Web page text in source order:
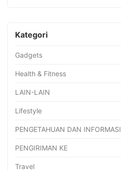
Kategori
Gadgets
Health & Fitness
LAIN-LAIN
Lifestyle
PENGETAHUAN DAN INFORMASI
PENGIRIMAN KE
Travel